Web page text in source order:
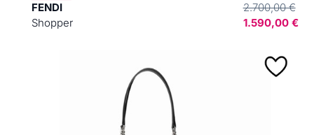
FENDI
Shopper
2.700,00 €
1.590,00 €